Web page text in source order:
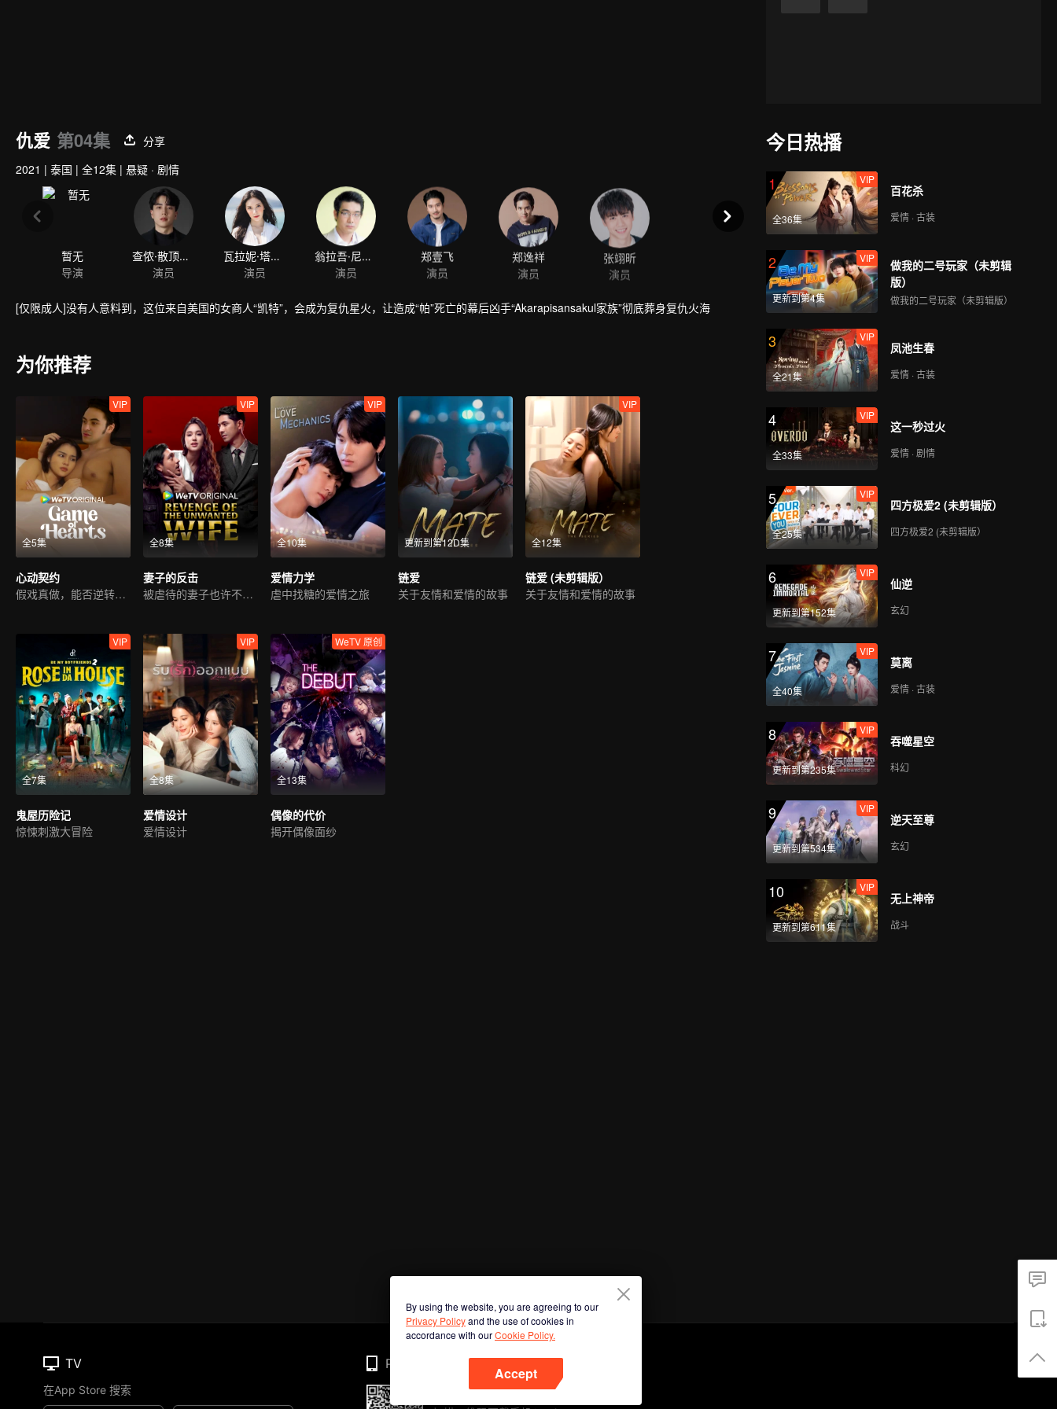
仇爱 第04集
分享
2021 | 泰国 | 全12集 | 悬疑 · 剧情
暂无
导演
查侬·散顶腾古
演员
瓦拉妮·塔瓦翁
演员
翁拉吾·尼永萨
演员
郑壹飞
演员
郑逸祥
演员
张翊昕
演员
[仅限成人]没有人意料到，这位来自美国的女商人“凯特”，会成为复仇星火，让造成“帕”死亡的幕后凶手“Akarapisansakul家族”彻底葬身复仇火海
为你推荐
全5集
VIP
心动契约
假戏真做，能否逆转命运？
全8集
VIP
妻子的反击
被虐待的妻子也许不语，但复仇从不沉睡
全10集
VIP
爱情力学
虐中找糖的爱情之旅
更新到第12D集
链爱
关于友情和爱情的故事
全12集
VIP
链爱 (未剪辑版）
关于友情和爱情的故事
全7集
VIP
鬼屋历险记
惊悚刺激大冒险
全8集
VIP
爱情设计
爱情设计
全13集
WeTV 原创
偶像的代价
揭开偶像面纱
今日热播
1
全36集
VIP
百花杀
爱情 · 古装
2
更新到第4集
VIP
做我的二号玩家（未剪辑
版）
做我的二号玩家（未剪辑版）
3
全21集
VIP
凤池生春
爱情 · 古装
4
全33集
VIP
这一秒过火
爱情 · 剧情
5
全25集
VIP
四方极爱2 (未剪辑版）
四方极爱2 (未剪辑版）
6
更新到第152集
VIP
仙逆
玄幻
7
全40集
VIP
莫离
爱情 · 古装
8
更新到第235集
VIP
吞噬星空
科幻
9
更新到第534集
VIP
逆天至尊
玄幻
10
更新到第611集
VIP
无上神帝
战斗
By using the website, you are agreeing to our
Privacy Policyand the use of cookies in
accordance with ourCookie Policy.
Accept
TV
在App Store 搜索
Phone